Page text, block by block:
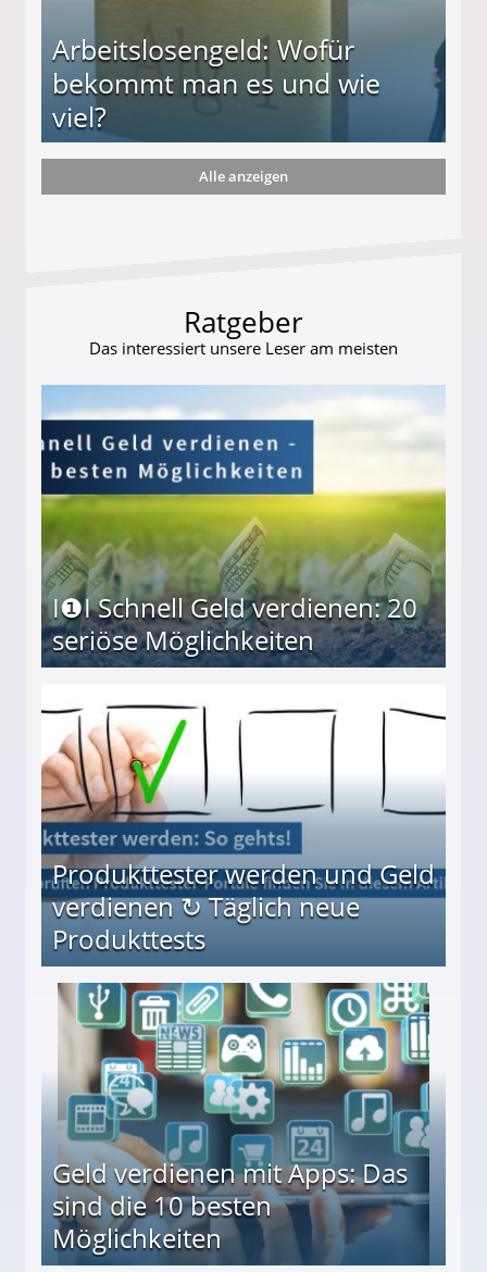
Arbeitslosengeld: Wofür
bekommt man es und wie
viel?
und wie viel?
Alle anzeigen
Ratgeber
Das interessiert unsere Leser am meisten
I❶I Schnell Geld verdienen: 20
seriöse Möglichkeiten
Produkttester werden und Geld
verdienen ↻ Täglich neue
Produkttests
↻ Täglich neue Produkttests
Geld verdienen mit Apps: Das
sind die 10 besten
Möglichkeiten